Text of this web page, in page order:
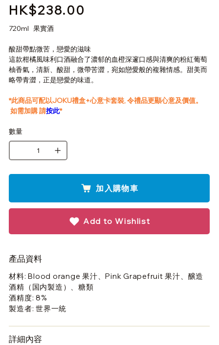
價HK$238.00
720ml 果實酒
酸甜帶點微苦，戀愛的滋味
這款柑橘風味利口酒融合了濃郁的血橙深邃口感與清爽的粉紅葡萄
柚香氣，清新、酸甜，微帶苦澀，宛如戀愛般的複雜情感。甜美而
略帶青澀，正是戀愛的味道。
*此商品可配以JOKU禮盒+心意卡套裝, 令禮品更顯心意及價值。
如需加購 請按此*
數量
加入購物車
Add to Wishlist
產品資料
材料: Blood orange 果汁、Pink Grapefruit 果汁、醸造
酒精（国内製造）、糖類
酒精度: 8%
製造者: 世界一統
詳細內容